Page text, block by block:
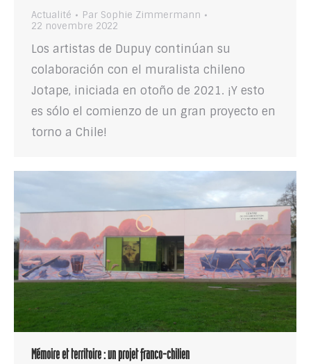
Actualité Par Sophie Zimmermann
22 novembre 2022
Los artistas de Dupuy continúan su
colaboración con el muralista chileno
Jotape, iniciada en otoño de 2021. ¡Y esto
es sólo el comienzo de un gran proyecto en
torno a Chile!
Mémoire et territoire : un projet franco-chilien